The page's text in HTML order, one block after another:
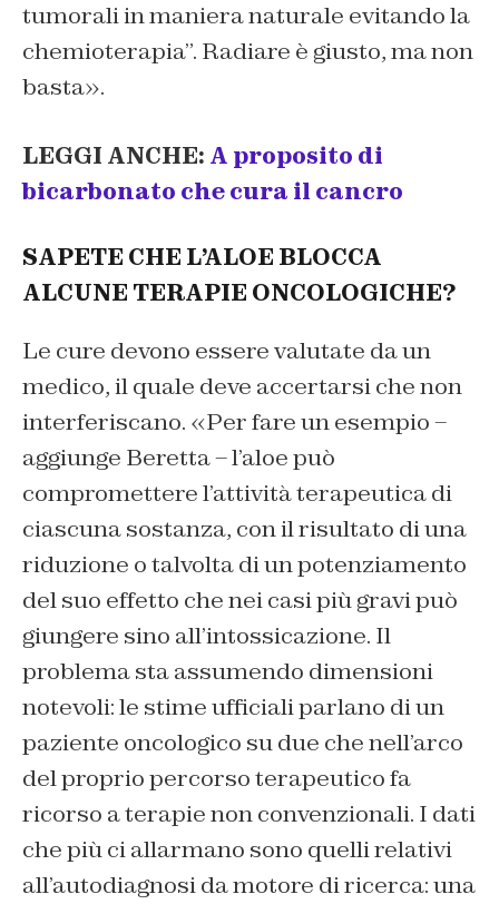
tumorali in maniera naturale evitando la
chemioterapia”. Radiare è giusto, ma non
basta».
LEGGI ANCHE: A proposito di
bicarbonato che cura il cancro
SAPETE CHE L’ALOE BLOCCA
ALCUNE TERAPIE ONCOLOGICHE?
Le cure devono essere valutate da un
medico, il quale deve accertarsi che non
interferiscano. «Per fare un esempio –
aggiunge Beretta – l’aloe può
compromettere l’attività terapeutica di
ciascuna sostanza, con il risultato di una
riduzione o talvolta di un potenziamento
del suo effetto che nei casi più gravi può
giungere sino all’intossicazione. Il
problema sta assumendo dimensioni
notevoli: le stime ufficiali parlano di un
paziente oncologico su due che nell’arco
del proprio percorso terapeutico fa
ricorso a terapie non convenzionali. I dati
che più ci allarmano sono quelli relativi
all’autodiagnosi da motore di ricerca: una